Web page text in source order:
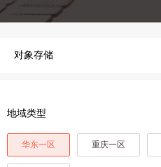
云计算
镜像服务器
GPU加速服务器
弹性伸缩
云硬盘
云安全
SSL证书
DDoS高防IP
虚拟私有云VPC
NAT网关
弹性公网IP
云运维
云监控
访问控制（敬请期待）
定价
新闻动态
香港云服务器
美国云服务器
对象存储
地域类型
华东一区 重庆一区